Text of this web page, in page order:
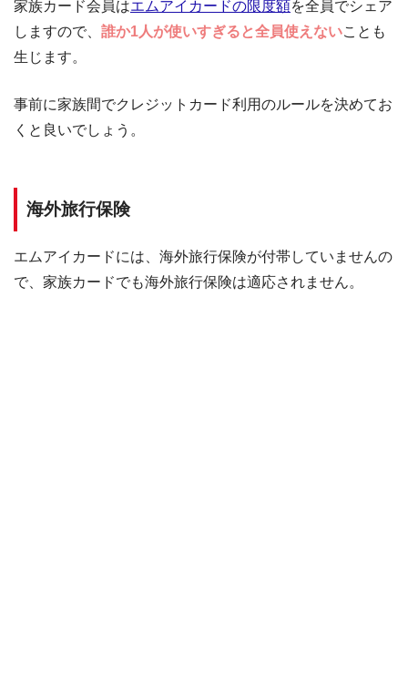
家族カード会員はエムアイカードの限度額を全員でシェア
しますので、 誰か1人が使いすぎると全員使えないことも
生じます。
事前に家族間でクレジットカード利用のルールを決めてお
くと良いでしょう。
海外旅行保険
エムアイカードには、海外旅行保険が付帯していませんの
で、家族カードでも海外旅行保険は適応されません。